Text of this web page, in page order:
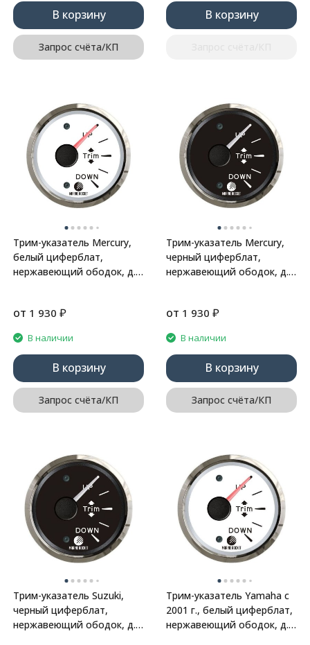
В корзину
Запрос счёта/КП
В корзину
Трим-указатель Mercury,
белый циферблат,
нержавеющий ободок, д.
от 1 930 ₽
В наличии
В корзину
Запрос счёта/КП
Трим-указатель Mercury,
черный циферблат,
нержавеющий ободок, д.
от 1 930 ₽
В наличии
В корзину
Запрос счёта/КП
Трим-указатель Suzuki,
черный циферблат,
нержавеющий ободок, д.
Трим-указатель Yamaha с
2001 г., белый циферблат,
нержавеющий ободок, д.